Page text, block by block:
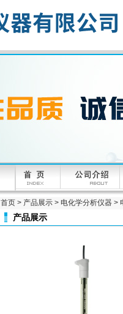
首页 > 产品展示 > 电化学分析仪器 >
产品展示